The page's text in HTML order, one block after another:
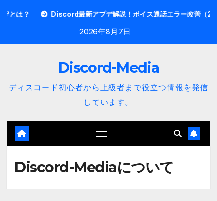
？ Discord最新アプデ解説！ボイス通話エラー改善（2026
2026年8月7日
Discord-Media
ディスコード初心者から上級者まで役立つ情報を発信
しています。
Discord-Mediaについて